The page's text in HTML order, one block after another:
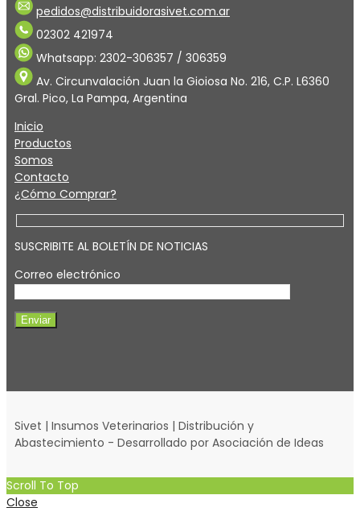
pedidos@distribuidorasivet.com.ar
02302 421974
Whatsapp: 2302-306357 / 306359
Av. Circunvalación Juan la Gioiosa No. 216, C.P. L6360
Gral. Pico, La Pampa, Argentina
Inicio
Productos
Somos
Contacto
¿Cómo Comprar?
SUSCRIBITE AL BOLETÍN DE NOTICIAS
Correo electrónico
Sivet | Insumos Veterinarios | Distribución y
Abastecimiento - Desarrollado por Asociación de Ideas
Scroll To Top
Close